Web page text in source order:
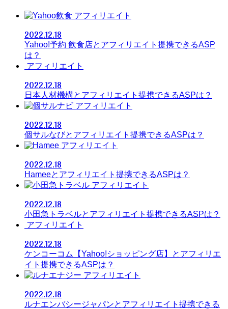
アフィリエイト
2022.12.18
Yahoo!予約 飲食店とアフィリエイト提携できるASP
は？
アフィリエイト
2022.12.18
日本人材機構とアフィリエイト提携できるASPは？
アフィリエイト
2022.12.18
個サルなびとアフィリエイト提携できるASPは？
アフィリエイト
2022.12.18
Hameeとアフィリエイト提携できるASPは？
アフィリエイト
2022.12.18
小田急トラベルとアフィリエイト提携できるASPは？
アフィリエイト
2022.12.18
ケンコーコム【Yahoo!ショッピング店】とアフィリエ
イト提携できるASPは？
アフィリエイト
2022.12.18
ルナエンバシージャパンとアフィリエイト提携できる